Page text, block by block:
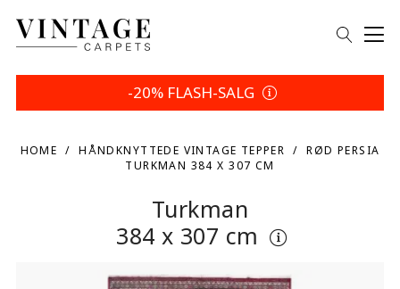
-20% FLASH-SALG
HOME HÅNDKNYTTEDE VINTAGE TEPPER
RØD PERSIA
TURKMAN 384 X 307 CM
Turkman
384 x 307 cm